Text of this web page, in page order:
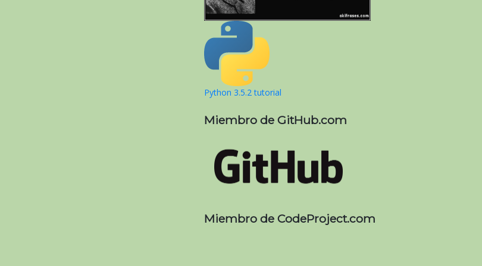
Python 3.5.2 tutorial
Miembro de GitHub.com
Miembro de CodeProject.com